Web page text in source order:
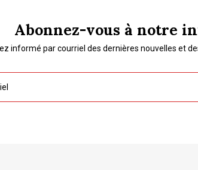
Abonnez-vous à notre
informé par courriel des dernières nouvelles et